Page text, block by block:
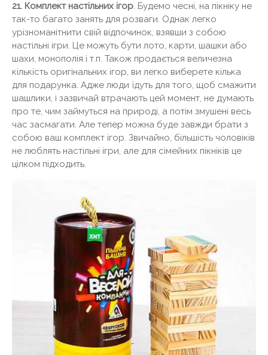
21. Комплект настільних ігор. Будемо чесні, на пікніку не
так-то багато занять для розваги. Однак легко
урізноманітнити свій відпочинок, взявши з собою
настільні ігри. Це можуть бути лото, карти, шашки або
шахи, монополія і т.п. Також продається величезна
кількість оригінальних ігор, ви легко виберете кілька
для подарунка. Адже люди їдуть для того, щоб смажити
шашлики, і зазвичай втрачають цей момент, не думають
про те, чим займуться на природі, а потім змушені весь
час засмагати. Але тепер можна буде завжди брати з
собою ваш комплект ігор. Звичайно, більшість чоловіків
не люблять настільні ігри, але для сімейних пікніків це
цілком підходить.